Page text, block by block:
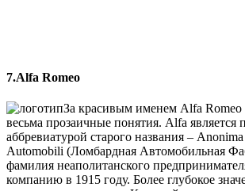
7.Alfa Romeo
За красивым именем Alfa Romeo
весьма прозаичные понятия. Alfa является
аббревиатурой старого названия –
Automobili (Ломбардная Автомобильная
фамилия неаполитанского
компанию в 1915 году. Более глубокое